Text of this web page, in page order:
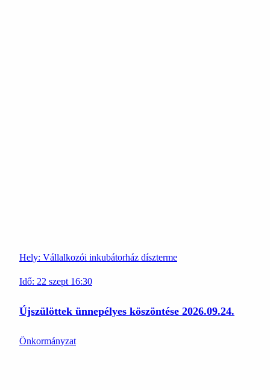
Hely: Vállalkozói inkubátorház díszterme
Idő: 22 szept 16:30
Újszülöttek ünnepélyes köszöntése 2026.09.24.
Önkormányzat